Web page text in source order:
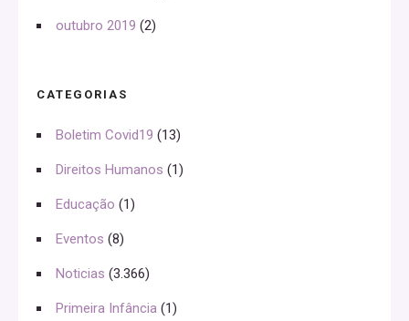
outubro 2019 (2)
CATEGORIAS
Boletim Covid19 (13)
Direitos Humanos (1)
Educação (1)
Eventos (8)
Noticias (3.366)
Primeira Infância (1)